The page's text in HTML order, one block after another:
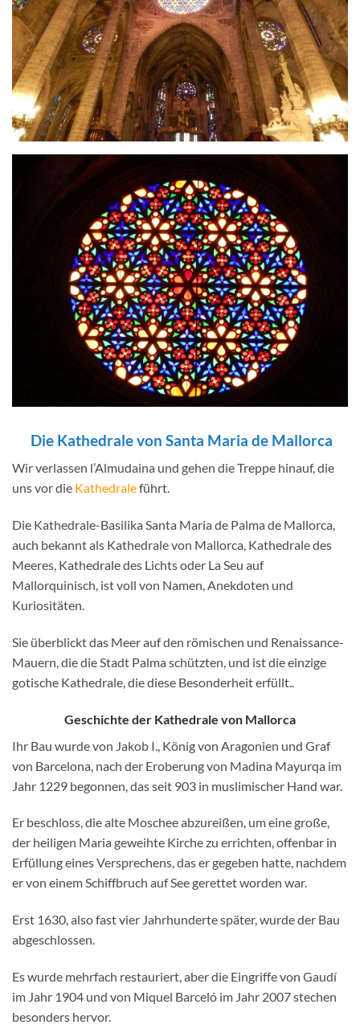
Die Kathedrale von Santa Maria de Mallorca
Wir verlassen l’Almudaina und gehen die Treppe hinauf, die
uns vor die Kathedraleführt.
Die Kathedrale-Basilika Santa Maria de Palma de Mallorca,
auch bekannt als Kathedrale von Mallorca, Kathedrale des
Meeres, Kathedrale des Lichts oder La Seu auf
Mallorquinisch, ist voll von Namen, Anekdoten und
Kuriositäten.
Sie überblickt das Meer auf den römischen und Renaissance-
Mauern, die die Stadt Palma schützten, und ist die einzige
gotische Kathedrale, die diese Besonderheit erfüllt..
Geschichte der Kathedrale von Mallorca
Ihr Bau wurde von Jakob I., König von Aragonien und Graf
von Barcelona, nach der Eroberung von Madina Mayurqa im
Jahr 1229 begonnen, das seit 903 in muslimischer Hand war.
Er beschloss, die alte Moschee abzureißen, um eine große,
der heiligen Maria geweihte Kirche zu errichten, offenbar in
Erfüllung eines Versprechens, das er gegeben hatte, nachdem
er von einem Schiffbruch auf See gerettet worden war.
Erst 1630, also fast vier Jahrhunderte später, wurde der Bau
abgeschlossen.
Es wurde mehrfach restauriert, aber die Eingriffe von Gaudí
im Jahr 1904 und von Miquel Barceló im Jahr 2007 stechen
besonders hervor.